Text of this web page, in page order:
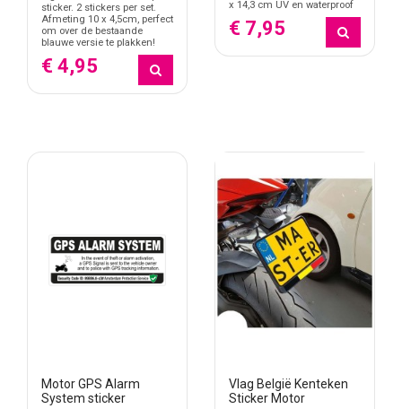
sticker. 2 stickers per set.
Afmeting 10 x 4,5cm, perfect
om over de bestaande
blauwe versie te plakken!
€ 4,95
x 14,3 cm UV en waterproof
€ 7,95
Motor GPS Alarm
System sticker
Vlag België Kenteken
Sticker Motor